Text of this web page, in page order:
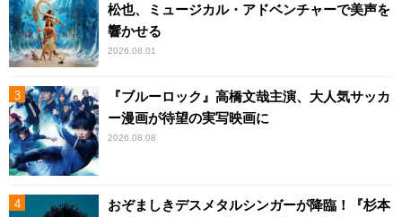
松也、ミュージカル・アドベンチャーで美声を
響かせる
2026.08.01
『ブルーロック』高橋文哉主演、大人気サッカ
ー漫画が待望の実写映画に
2026.08.08
おぞましきデスメタルシンガーが降臨！『杉本